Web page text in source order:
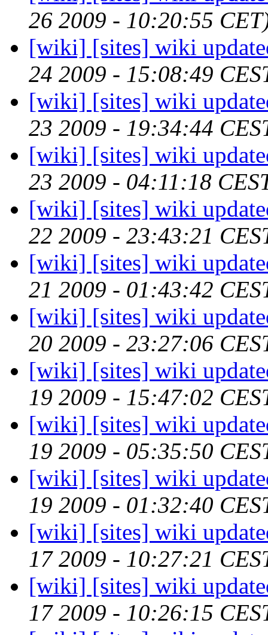
26 2009 - 10:20:55
[wiki] [sites] wiki
24 2009 - 15:08:49
[wiki] [sites] wiki
23 2009 - 19:34:44
[wiki] [sites] wiki
23 2009 - 04:11:18
[wiki] [sites] wiki
22 2009 - 23:43:21
[wiki] [sites] wiki
21 2009 - 01:43:42
[wiki] [sites] wiki
20 2009 - 23:27:06
[wiki] [sites] wiki
19 2009 - 15:47:02
[wiki] [sites] wiki
19 2009 - 05:35:50
[wiki] [sites] wiki
19 2009 - 01:32:40
[wiki] [sites] wiki
17 2009 - 10:27:21
[wiki] [sites] wiki
17 2009 - 10:26:15